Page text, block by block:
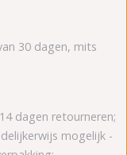
30 dagen, mits
dagen retourneren;
mogelijk -